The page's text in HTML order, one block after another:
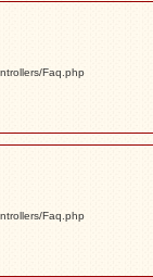
Faq.php
Faq.php